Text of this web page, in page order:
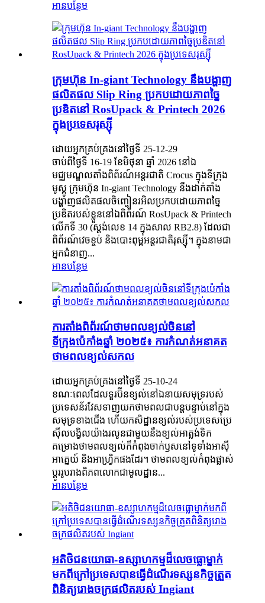
អានបន្ថែម
ក្រុមហ៊ុន In-giant Technology នឹងបង្ហាញ
ផលិតផល Slip Ring ប្រកបដោយភាពច្នៃ
ប្រឌិតនៅ RosUpack & Printech 2026
ក្នុងប្រទេសរុស្ស៊ី
ដោយអ្នកគ្រប់គ្រងនៅថ្ងៃទី 25-12-29
ចាប់ពីថ្ងៃទី 16-19 ខែមិថុនា ឆ្នាំ 2026 នៅឯ
មជ្ឈមណ្ឌលតាំងពិព័រណ៍អន្តរជាតិ Crocus ក្នុងទីក្រុង
មូស្គូ ក្រុមហ៊ុន In-giant Technology នឹងដាក់តាំង
បង្ហាញផលិតផលចិញ្ចៀនរអិលប្រកបដោយភាពច្នៃ
ប្រឌិតរបស់ខ្លួននៅឯពិព័រណ៍ RosUpack & Printech
លើកទី 30 (ស្តង់លេខ 14 ក្នុងសាល RB2.8) ដែលជា
ពិព័រណ៍វេចខ្ចប់ និងបោះពុម្ពអន្តរជាតិរុស្ស៊ី។ ក្នុងនាមជា
អ្នកជំនាញ...
អានបន្ថែម
ការតាំងពិព័រណ៍ថាមពលខ្យល់ចិននៅ
ទីក្រុងប៉េកាំងឆ្នាំ ២០២៥៖ ការកំណត់អនាគត
ថាមពលខ្យល់សកល
ដោយអ្នកគ្រប់គ្រងនៅថ្ងៃទី 25-10-24
ខណៈពេលដែលទួរប៊ីនខ្យល់នៅឯនាយសមុទ្ររបស់
ប្រទេសន័រវែសទាញយកថាមពលជាបន្តបន្ទាប់នៅក្នុង
សមុទ្រខាងជើង ហើយកសិដ្ឋានខ្យល់របស់ប្រទេសប្រេ
ស៊ីលបង្វិលយ៉ាងរលូនជាមួយនឹងខ្យល់អាត្លង់ទិក
គម្រោងថាមពលខ្យល់ក៏កំពុងចាក់ឫសនៅទូទាំងអាស៊ី
អាគ្នេយ៍ និងអាហ្វ្រិកផងដែរ។ ថាមពលខ្យល់កំពុងផ្លាស់
ប្តូររូបរាងពិភពលោកជាមូលដ្ឋាន...
អានបន្ថែម
អតិថិជនយោធា-ឧស្សាហកម្មដ៏លេចធ្លោម្នាក់
មកពីក្រៅប្រទេសបានធ្វើដំណើរទស្សនកិច្ចត្រួត
ពិនិត្យរោងចក្រផលិតរបស់ Ingiant